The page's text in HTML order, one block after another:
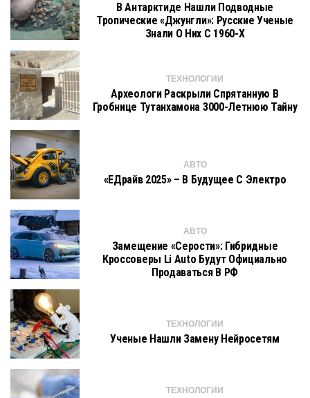
В Антарктиде Нашли Подводные
Тропические «джунгли»: Русские Ученые
Знали О Них С 1960-Х
ТЕХНОЛОГИИ
Археологи Раскрыли Спрятанную В
Гробнице Тутанхамона 3000-Летнюю Тайну
АВТО
«ЕДрайв 2025» – В Будущее С Электро
АВТО
Замещение «серости»: Гибридные
Кроссоверы Li Auto Будут Официально
Продаваться В РФ
ТЕХНОЛОГИИ
Ученые Нашли Замену Нейросетям
ТЕХНОЛОГИИ